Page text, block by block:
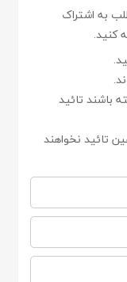
به اشتراک
کنید.
باشند تائید
تائید نخواهند